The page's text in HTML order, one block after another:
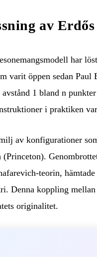
av Erdős
har
varit öppen sedan Paul
1 bland n
i praktiken
av konfigurationer
teorin,
Denna koppling
originalitet.